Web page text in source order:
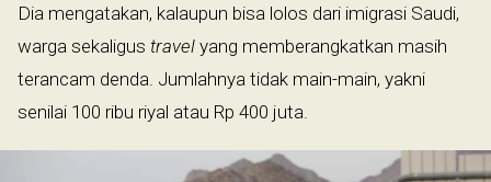
Dia mengatakan, kalaupun bisa lolos dari imigrasi Saudi,
warga sekaligus travel yang memberangkatkan masih
terancam denda. Jumlahnya tidak main-main, yakni
senilai 100 ribu riyal atau Rp 400 juta.